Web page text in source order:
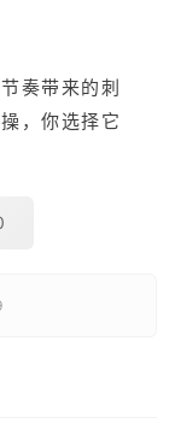
奏带来的刺
，你选择它